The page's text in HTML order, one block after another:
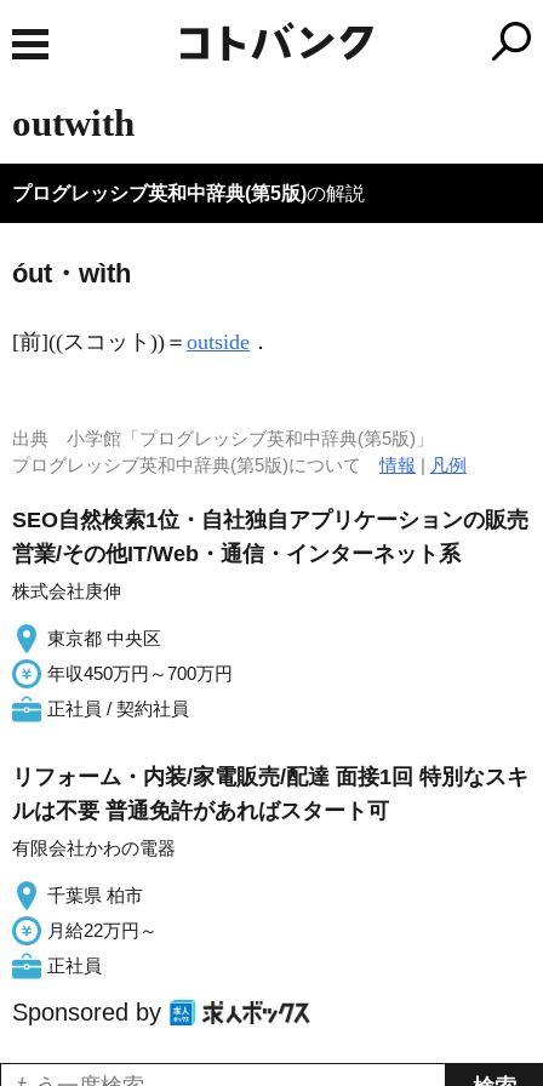
outwith
プログレッシブ英和中辞典(第5版)の解説
óut・wìth
[前]((スコット))＝ outside ．
出典 小学館「プログレッシブ英和中辞典(第5版)」
プログレッシブ英和中辞典(第5版)について情報 | 凡例
SEO自然検索1位・自社独自アプリケーションの販売
営業/その他IT/Web・通信・インターネット系
株式会社庚伸
東京都 中央区
年収450万円～700万円
正社員 / 契約社員
リフォーム・内装/家電販売/配達 面接1回 特別なスキ
ルは不要 普通免許があればスタート可
有限会社かわの電器
千葉県 柏市
月給22万円～
正社員
Sponsored by